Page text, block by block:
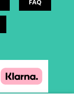
FAQ